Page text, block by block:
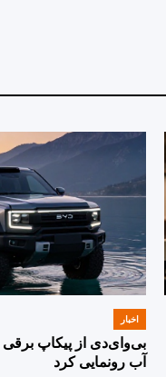
POSTED
اخبار
بی‌وای‌دی از پیکاپ برقی
آب رونمایی کرد